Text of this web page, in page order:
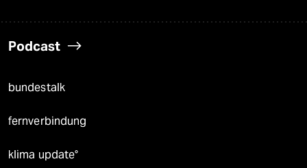
Podcast
bundestalk
fernverbindung
klima update°